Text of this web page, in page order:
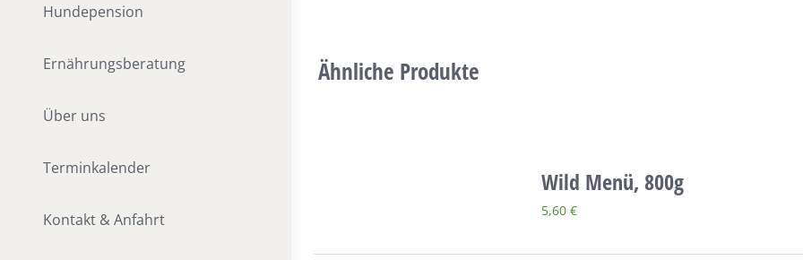
Hundepension
Ernährungsberatung
Über uns
Terminkalender
Kontakt & Anfahrt
Ähnliche Produkte
Wild Menü, 800g
5,60€